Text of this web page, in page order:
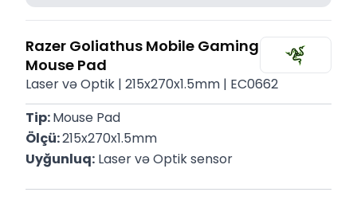
Razer Goliathus Mobile Gaming
Mouse Pad
Laser və Optik | 215x270x1.5mm | EC0662
Tip: Mouse Pad
Ölçü: 215x270x1.5mm
Uyğunluq: Laser və Optik sensor